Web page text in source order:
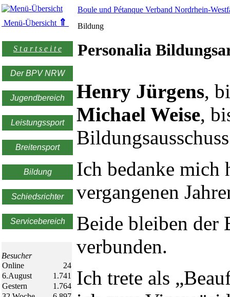
Menü-Übersicht ⇑
S t a r t s e i t e
Der BPV NRW
Jugendbereich
Leistungssport
Breitensport
Bildung
Schiedsrichter
Servicebereich
Besucher
Online
24
6.August
1.741
Gestern
1.764
Boule und Pétanque Verband Nordrhein-
Bildung
Personalia
Henry Jürgens,
Michael Weise,
Ich bedanke mich
vergangenen
Beide bleiben der
verbunden.
Ich trete als